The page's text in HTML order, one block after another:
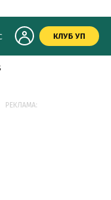
КЛУБ УП
РЕКЛАМА: